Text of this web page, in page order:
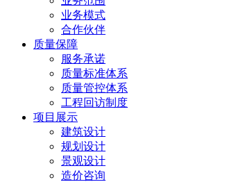
业务模式
合作伙伴
质量保障
服务承诺
质量标准体系
质量管控体系
工程回访制度
项目展示
建筑设计
规划设计
景观设计
造价咨询